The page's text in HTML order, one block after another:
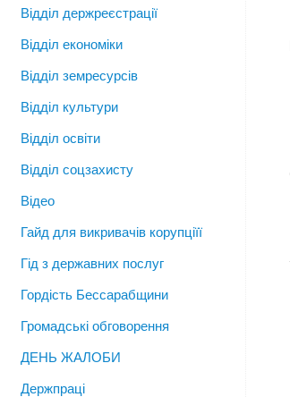
Відділ держреєстрації
Відділ економіки
Відділ земресурсів
Відділ культури
Відділ освіти
Відділ соцзахисту
Відео
Гайд для викривачів корупціїї
Гід з державних послуг
Гордість Бессарабщини
Громадські обговорення
ДЕНЬ ЖАЛОБИ
Держпраці